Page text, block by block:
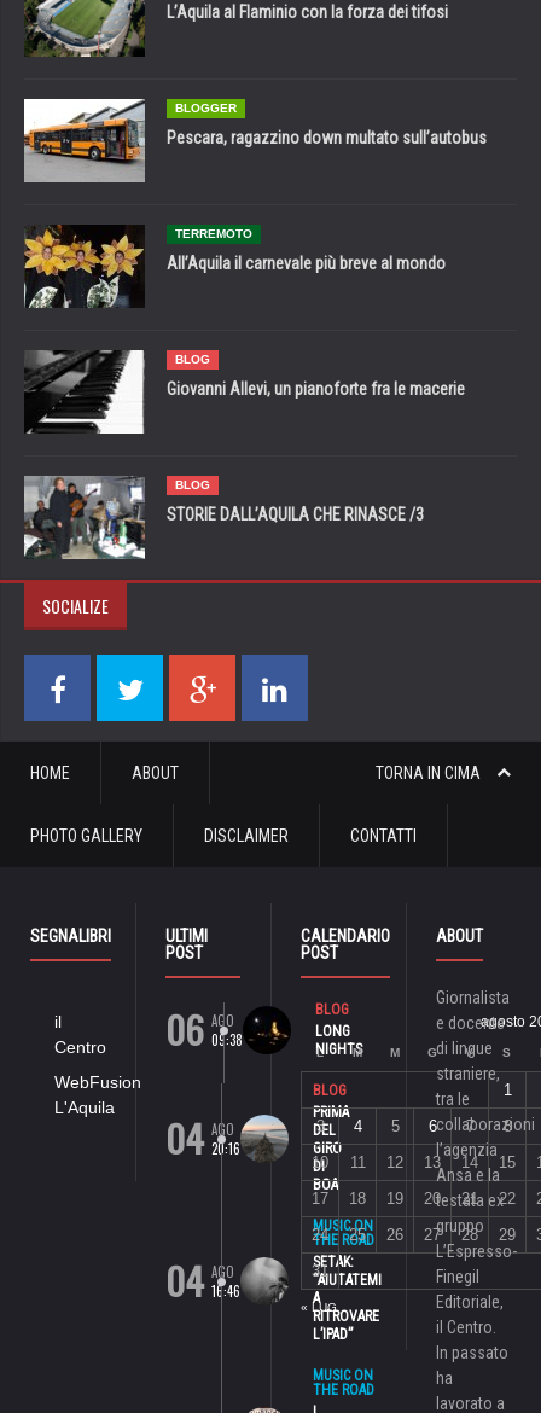
L’Aquila al Flaminio con la forza dei tifosi
BLOGGER
Pescara, ragazzino down multato sull’autobus
TERREMOTO
All’Aquila il carnevale più breve al mondo
BLOG
Giovanni Allevi, un pianoforte fra le macerie
BLOG
STORIE DALL’AQUILA CHE RINASCE /3
SOCIALIZE
TORNA IN CIMA
HOME ABOUT
PHOTO GALLERY DISCLAIMER CONTATTI
SEGNALIBRI
il
Centro
WebFusion
L'Aquila
ULTIMI
POST
06 AGO
09:38
BLOG
LONG
NIGHTS
04 AGO
20:16
BLOG
PRIMA
DEL
GIRO
DI
BOA
04 AGO
16:46
MUSIC ON
THE ROAD
SETAK:
“AIUTATEMI
A
RITROVARE
L’IPAD”
MUSIC ON
THE ROAD
CALENDARIO
POST
agosto
L M M G V S
« LUG
1
3
4 5 6 7 8
10
11 12 13 14 15
17
18 19 20 21 22
24
25 26 27 28 29
31
ABOUT
Giornalista
e docente
di lingue
straniere,
tra le
collaborazioni
l’agenzia
Ansa e la
testata ex
gruppo
L’Espresso-
Finegil
Editoriale,
il Centro.
In passato
ha
lavorato a